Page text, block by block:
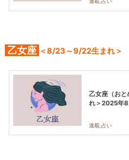
乙女座 ＜8/23～9/22生まれ＞
乙女座（お
れ＞2025年
連載,占い